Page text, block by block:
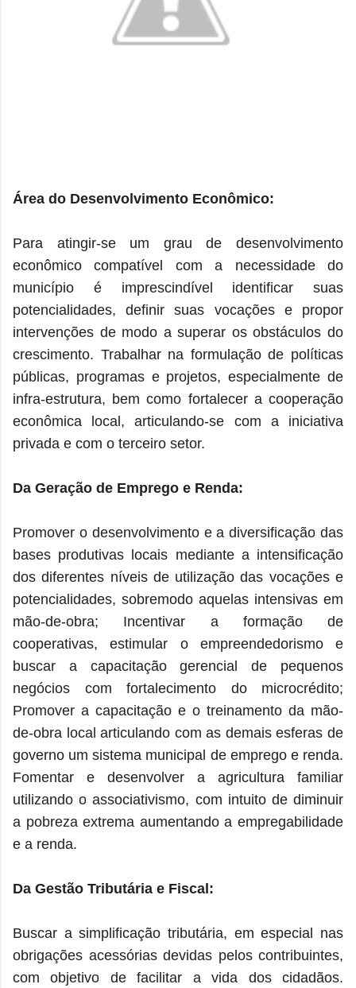
Área do Desenvolvimento Econômico:
Para atingir-se um grau de desenvolvimento
econômico compatível com a necessidade do
município é imprescindível identificar suas
potencialidades, definir suas vocações e propor
intervenções de modo a superar os obstáculos do
crescimento. Trabalhar na formulação de políticas
públicas, programas e projetos, especialmente de
infra-estrutura, bem como fortalecer a cooperação
econômica local, articulando-se com a iniciativa
privada e com o terceiro setor.
Da Geração de Emprego e Renda:
Promover o desenvolvimento e a diversificação das
bases produtivas locais mediante a intensificação
dos diferentes níveis de utilização das vocações e
potencialidades, sobremodo aquelas intensivas em
mão-de-obra; Incentivar a formação de
cooperativas, estimular o empreendedorismo e
buscar a capacitação gerencial de pequenos
negócios com fortalecimento do microcrédito;
Promover a capacitação e o treinamento da mão-
de-obra local articulando com as demais esferas de
governo um sistema municipal de emprego e renda.
Fomentar e desenvolver a agricultura familiar
utilizando o associativismo, com intuito de diminuir
a pobreza extrema aumentando a empregabilidade
e a renda.
Da Gestão Tributária e Fiscal:
Buscar a simplificação tributária, em especial nas
obrigações acessórias devidas pelos contribuintes,
com objetivo de facilitar a vida dos cidadãos.